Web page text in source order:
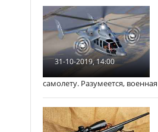
31-10-2019, 14:00
самолету. Разумеется, военная